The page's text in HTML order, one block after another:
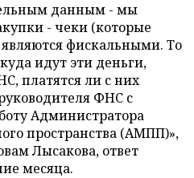
данным - мы
- чеки (которые
фискальными. То
идут эти деньги,
платятся ли с них
ФНС с
Администратора
пространства (АМПП)»,
Лысакова, ответ
месяца.